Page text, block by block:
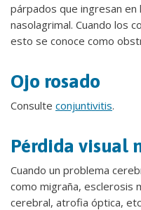
párpados que ingresan
nasolagrimal. Cuando los
esto se conoce como
Ojo rosado
Consulte conjuntivitis.
Pérdida visual
Cuando un problema
como migraña, esclerosis
cerebral, atrofia óptica,